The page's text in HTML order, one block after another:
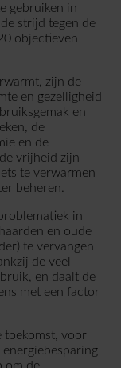
gebruiken in
strijd tegen de
objectieven
zijn de
en gezelligheid
en
de
en de
vrijheid zijn
te verwarmen
beheren.
in
en oude
te vervangen
de veel
en daalt de
met een factor
toekomst, voor
om de